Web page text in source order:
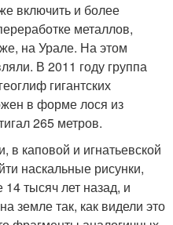
включить и более
металлов,
на Урале. На этом
В 2011 году группа
гигантских
в форме лося из
265 метров.
в каповой и игнатьевской
наскальные рисунки,
тысяч лет назад, и
земле так, как видели это